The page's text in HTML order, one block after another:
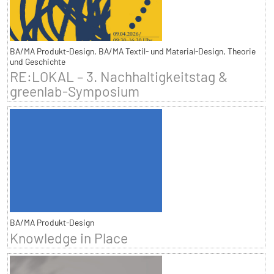
BA/MA Produkt-Design, BA/MA Textil- und Material-Design, Theorie
und Geschichte
RE:LOKAL – 3. Nachhaltigkeitstag &
greenlab-Symposium
BA/MA Produkt-Design
Knowledge in Place